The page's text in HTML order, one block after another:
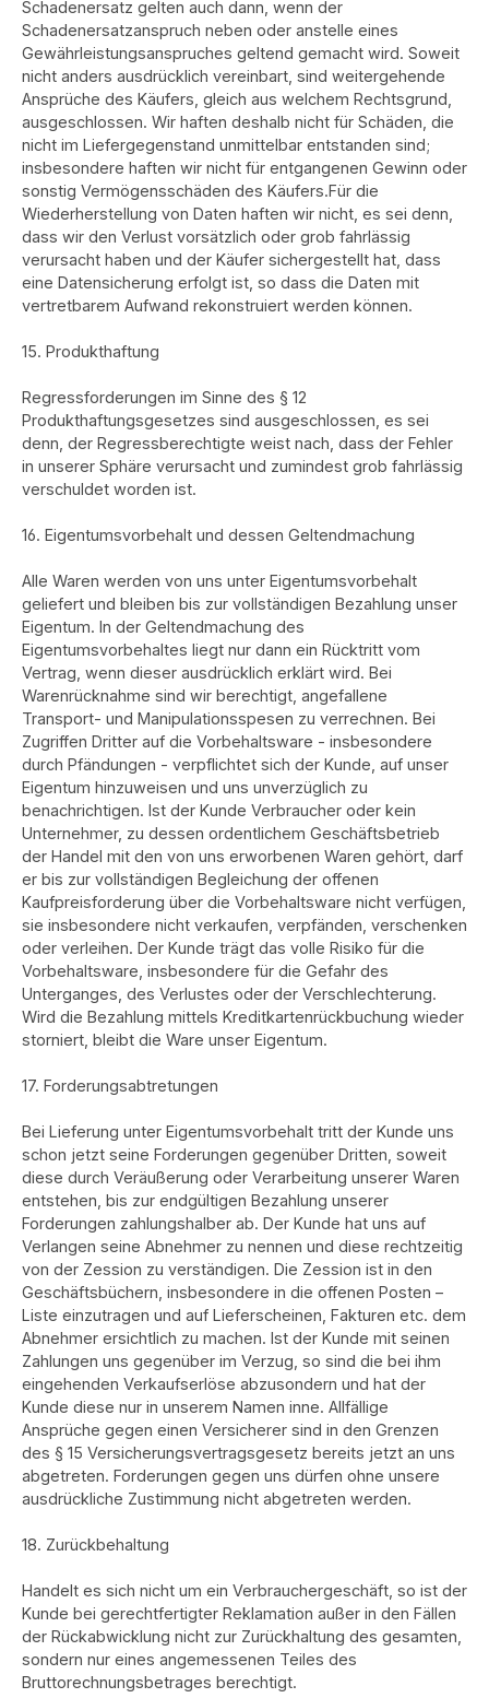
Schadenersatz gelten auch dann, wenn der
Schadenersatzanspruch neben oder anstelle eines
Gewährleistungsanspruches geltend gemacht wird. Soweit
nicht anders ausdrücklich vereinbart, sind weitergehende
Ansprüche des Käufers, gleich aus welchem Rechtsgrund,
ausgeschlossen. Wir haften deshalb nicht für Schäden, die
nicht im Liefergegenstand unmittelbar entstanden sind;
insbesondere haften wir nicht für entgangenen Gewinn oder
sonstig Vermögensschäden des Käufers.Für die
Wiederherstellung von Daten haften wir nicht, es sei denn,
dass wir den Verlust vorsätzlich oder grob fahrlässig
verursacht haben und der Käufer sichergestellt hat, dass
eine Datensicherung erfolgt ist, so dass die Daten mit
vertretbarem Aufwand rekonstruiert werden können.
15. Produkthaftung
Regressforderungen im Sinne des § 12
Produkthaftungsgesetzes sind ausgeschlossen, es sei
denn, der Regressberechtigte weist nach, dass der Fehler
in unserer Sphäre verursacht und zumindest grob fahrlässig
verschuldet worden ist.
16. Eigentumsvorbehalt und dessen Geltendmachung
Alle Waren werden von uns unter Eigentumsvorbehalt
geliefert und bleiben bis zur vollständigen Bezahlung unser
Eigentum. In der Geltendmachung des
Eigentumsvorbehaltes liegt nur dann ein Rücktritt vom
Vertrag, wenn dieser ausdrücklich erklärt wird. Bei
Warenrücknahme sind wir berechtigt, angefallene
Transport- und Manipulationsspesen zu verrechnen. Bei
Zugriffen Dritter auf die Vorbehaltsware - insbesondere
durch Pfändungen - verpflichtet sich der Kunde, auf unser
Eigentum hinzuweisen und uns unverzüglich zu
benachrichtigen. Ist der Kunde Verbraucher oder kein
Unternehmer, zu dessen ordentlichem Geschäftsbetrieb
der Handel mit den von uns erworbenen Waren gehört, darf
er bis zur vollständigen Begleichung der offenen
Kaufpreisforderung über die Vorbehaltsware nicht verfügen,
sie insbesondere nicht verkaufen, verpfänden, verschenken
oder verleihen. Der Kunde trägt das volle Risiko für die
Vorbehaltsware, insbesondere für die Gefahr des
Unterganges, des Verlustes oder der Verschlechterung.
Wird die Bezahlung mittels Kreditkartenrückbuchung wieder
storniert, bleibt die Ware unser Eigentum.
17. Forderungsabtretungen
Bei Lieferung unter Eigentumsvorbehalt tritt der Kunde uns
schon jetzt seine Forderungen gegenüber Dritten, soweit
diese durch Veräußerung oder Verarbeitung unserer Waren
entstehen, bis zur endgültigen Bezahlung unserer
Forderungen zahlungshalber ab. Der Kunde hat uns auf
Verlangen seine Abnehmer zu nennen und diese rechtzeitig
von der Zession zu verständigen. Die Zession ist in den
Geschäftsbüchern, insbesondere in die offenen Posten –
Liste einzutragen und auf Lieferscheinen, Fakturen etc. dem
Abnehmer ersichtlich zu machen. Ist der Kunde mit seinen
Zahlungen uns gegenüber im Verzug, so sind die bei ihm
eingehenden Verkaufserlöse abzusondern und hat der
Kunde diese nur in unserem Namen inne. Allfällige
Ansprüche gegen einen Versicherer sind in den Grenzen
des § 15 Versicherungsvertragsgesetz bereits jetzt an uns
abgetreten. Forderungen gegen uns dürfen ohne unsere
ausdrückliche Zustimmung nicht abgetreten werden.
18. Zurückbehaltung
Handelt es sich nicht um ein Verbrauchergeschäft, so ist der
Kunde bei gerechtfertigter Reklamation außer in den Fällen
der Rückabwicklung nicht zur Zurückhaltung des gesamten,
sondern nur eines angemessenen Teiles des
Bruttorechnungsbetrages berechtigt.